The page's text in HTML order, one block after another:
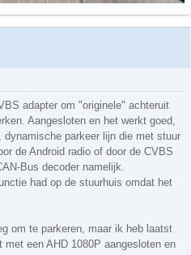
adapter om "originele" achteruit
Aangesloten en het werkt goed,
parkeer lijn die met stuur
de Android radio of door de CVBS
Bus decoder namelijk.
had op de stuurhuis omdat het
om te parkeren, maar ik heb laatst
een AHD 1080P aangesloten en